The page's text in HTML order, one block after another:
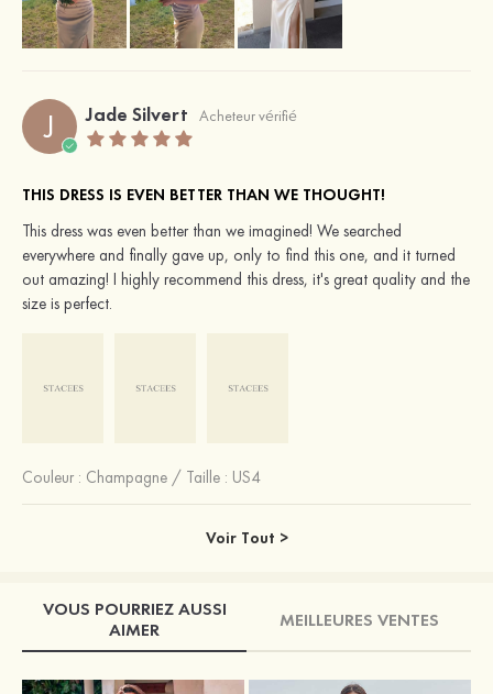
J Jade Silvert Acheteur vérifié
THIS DRESS IS EVEN BETTER THAN WE THOUGHT!
This dress was even better than we imagined! We searched
everywhere and finally gave up, only to find this one, and it turned
out amazing! I highly recommend this dress, it's great quality and the
size is perfect.
Couleur : Champagne / Taille : US4
Voir Tout >
VOUS POURRIEZ AUSSI
AIMER
MEILLEURES VENTES